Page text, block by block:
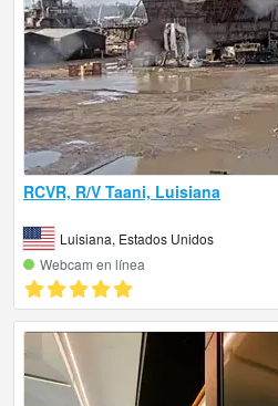
RCVR, R/V Taani, Luisiana
Luisiana, Estados Unidos
Webcam en línea